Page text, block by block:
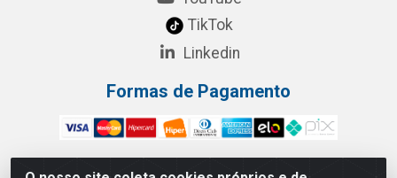
TikTok
Linkedin
Formas de Pagamento